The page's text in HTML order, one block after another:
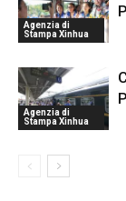
Agenzia di
Stampa Xinhua
Agenzia di
Stampa Xinhua